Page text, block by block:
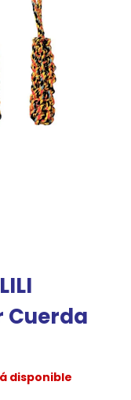
Cuerda
disponible